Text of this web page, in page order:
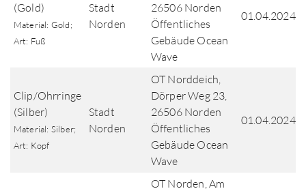
(Gold)
Material: Gold;
Art: Fuß
Stadt
Norden
26506 Norden
Öffentliches
Gebäude Ocean
Wave
01.04.2024
Clip/Ohrringe
(Silber)
Material: Silber;
Art: Kopf
Stadt
Norden
OT Norddeich,
Dörper Weg 23,
26506 Norden
Öffentliches
Gebäude Ocean
Wave
01.04.2024
OT Norden, Am